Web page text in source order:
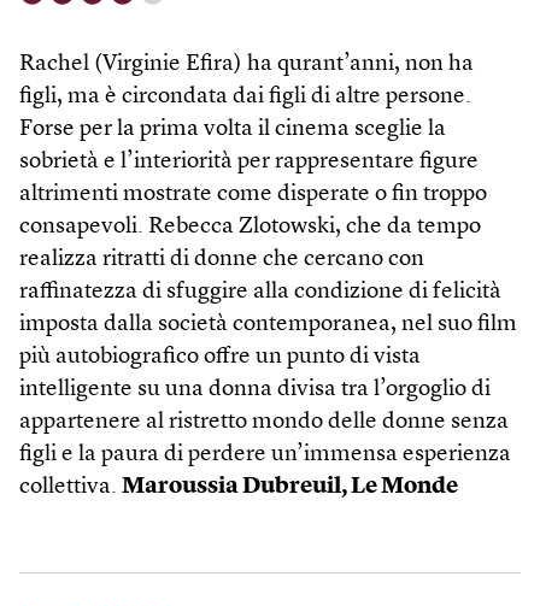
Rachel (Virginie Efira) ha qurant’anni, non ha
figli, ma è circondata dai figli di altre persone.
Forse per la prima volta il cinema sceglie la
sobrietà e l’interiorità per rappresentare figure
altrimenti mostrate come disperate o fin troppo
consapevoli. Rebecca Zlotowski, che da tempo
realizza ritratti di donne che cercano con
raffinatezza di sfuggire alla condizione di felicità
imposta dalla società contemporanea, nel suo film
più autobiografico offre un punto di vista
intelligente su una donna divisa tra l’orgoglio di
appartenere al ristretto mondo delle donne senza
figli e la paura di perdere un’immensa esperienza
collettiva. Maroussia Dubreuil, Le Monde